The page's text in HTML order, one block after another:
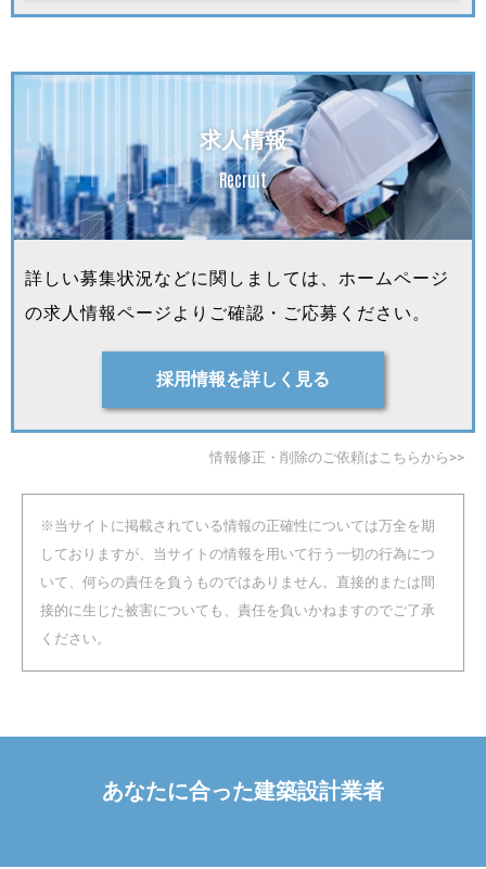
求人情報
Recruit
詳しい募集状況などに関しましては、ホームページ
の求人情報ページよりご確認・ご応募ください。
採用情報を詳しく見る
情報修正・削除のご依頼はこちらから>>
※当サイトに掲載されている情報の正確性については万全を期
しておりますが、当サイトの情報を用いて行う一切の行為につ
いて、何らの責任を負うものではありません。直接的または間
接的に生じた被害についても、責任を負いかねますのでご了承
ください。
あなたに合った建築設計業者